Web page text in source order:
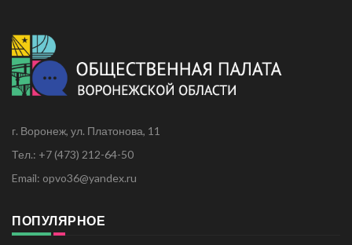
г. Воронеж, ул. Платонова, 11
Тел.: +7 (473) 212-64-50
Email: opvo36@yandex.ru
ПОПУЛЯРНОЕ